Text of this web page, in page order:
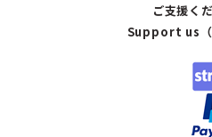
ご支援く
Support us